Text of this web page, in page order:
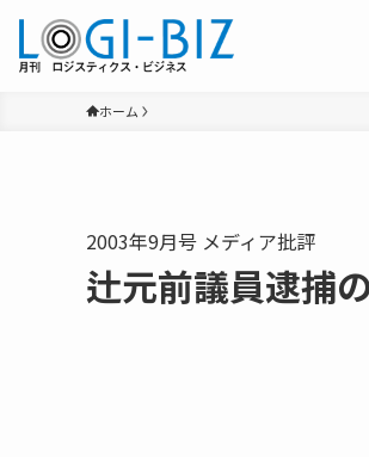
ホーム
2003年9月号 メディア批評
辻元前議員逮捕